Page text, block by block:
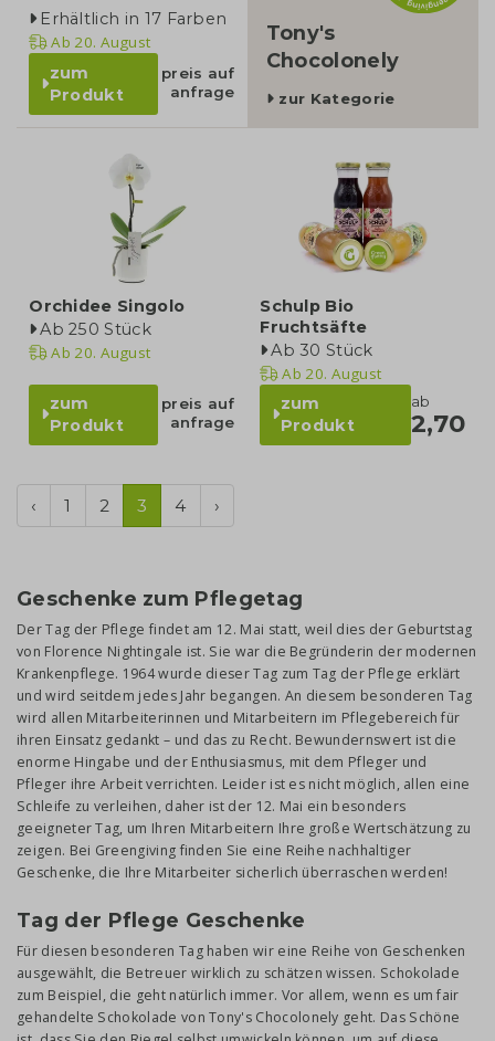
Erhältlich in 17 Farben
Ab 20. August
zum
Produkt
preis auf
anfrage
Tony's
Chocolonely
zur Kategorie
Orchidee Singolo
Ab 250 Stück
Ab 20. August
zum
Produkt
preis auf
anfrage
Schulp Bio
Fruchtsäfte
Ab 30 Stück
Ab 20. August
zum
Produkt
ab
2,70
‹ 1 2 3 4 ›
Geschenke zum Pflegetag
Der Tag der Pflege findet am 12. Mai statt, weil dies der Geburtstag
von Florence Nightingale ist. Sie war die Begründerin der modernen
Krankenpflege. 1964 wurde dieser Tag zum Tag der Pflege erklärt
und wird seitdem jedes Jahr begangen. An diesem besonderen Tag
wird allen Mitarbeiterinnen und Mitarbeitern im Pflegebereich für
ihren Einsatz gedankt – und das zu Recht. Bewundernswert ist die
enorme Hingabe und der Enthusiasmus, mit dem Pfleger und
Pfleger ihre Arbeit verrichten. Leider ist es nicht möglich, allen eine
Schleife zu verleihen, daher ist der 12. Mai ein besonders
geeigneter Tag, um Ihren Mitarbeitern Ihre große Wertschätzung zu
zeigen. Bei Greengiving finden Sie eine Reihe nachhaltiger
Geschenke, die Ihre Mitarbeiter sicherlich überraschen werden!
Tag der Pflege Geschenke
Für diesen besonderen Tag haben wir eine Reihe von Geschenken
ausgewählt, die Betreuer wirklich zu schätzen wissen. Schokolade
zum Beispiel, die geht natürlich immer. Vor allem, wenn es um fair
gehandelte Schokolade von Tony's Chocolonely geht. Das Schöne